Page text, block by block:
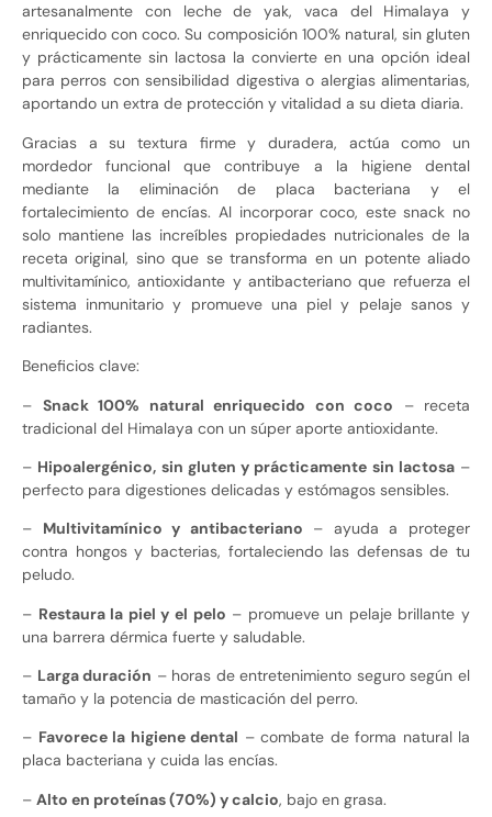
artesanalmente con leche de yak, vaca del Himalaya y
enriquecido con coco. Su composición 100% natural, sin gluten
y prácticamente sin lactosa la convierte en una opción ideal
para perros con sensibilidad digestiva o alergias alimentarias,
aportando un extra de protección y vitalidad a su dieta diaria.
Gracias a su textura firme y duradera, actúa como un
mordedor funcional que contribuye a la higiene dental
mediante la eliminación de placa bacteriana y el
fortalecimiento de encías. Al incorporar coco, este snack no
solo mantiene las increíbles propiedades nutricionales de la
receta original, sino que se transforma en un potente aliado
multivitamínico, antioxidante y antibacteriano que refuerza el
sistema inmunitario y promueve una piel y pelaje sanos y
radiantes.
Beneficios clave:
– Snack 100% natural enriquecido con coco – receta
tradicional del Himalaya con un súper aporte antioxidante.
– Hipoalergénico, sin gluten y prácticamente sin lactosa–
perfecto para digestiones delicadas y estómagos sensibles.
– Multivitamínico y antibacteriano – ayuda a proteger
contra hongos y bacterias, fortaleciendo las defensas de tu
peludo.
– Restaura la piel y el pelo – promueve un pelaje brillante y
una barrera dérmica fuerte y saludable.
– Larga duración – horas de entretenimiento seguro según el
tamaño y la potencia de masticación del perro.
– Favorece la higiene dental – combate de forma natural la
placa bacteriana y cuida las encías.
– Alto en proteínas (70%) y calcio, bajo en grasa.